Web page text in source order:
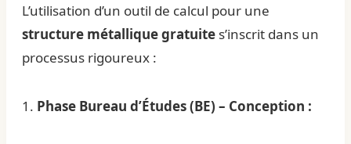
L’utilisation d’un outil de calcul pour une
structure métallique gratuite s’inscrit dans un
processus rigoureux :
1. Phase Bureau d’Études (BE) – Conception :